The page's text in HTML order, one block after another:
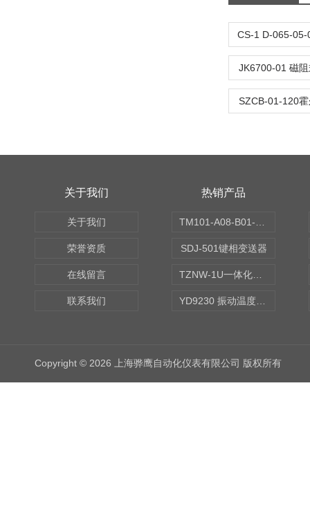
JK6700-01 磁
SZCB-01-120
关于我们
关于我们
荣誉资质
在线留言
联系我们
热销产品
SDJ-501键相变送器
Copyright © 2026 上海骅鹰自动化仪表有限公司 版权所有